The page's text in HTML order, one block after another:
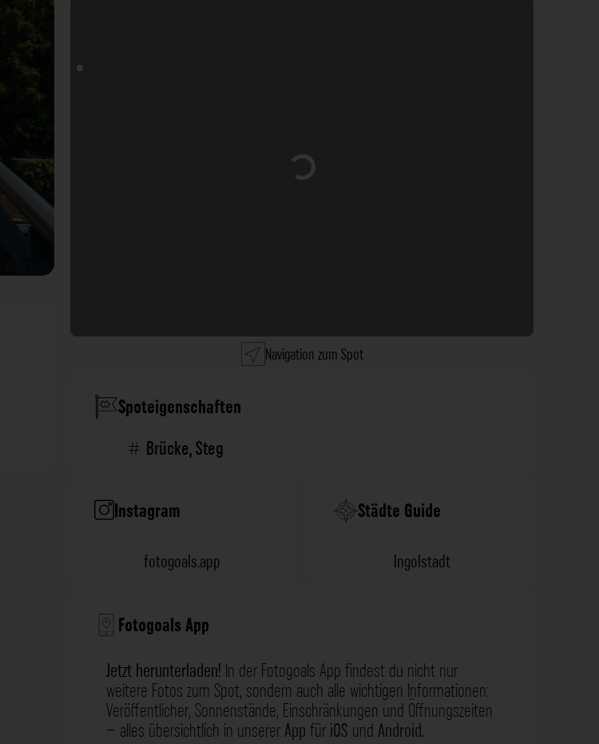
Wird geladen …
Navigation zum Spot
Spoteigenschaften
Brücke,Steg
Instagram
fotogoals.app
Städte Guide
Ingolstadt
Fotogoals App
Jetzt herunterladen! In der Fotogoals App findest du nicht nur
weitere Fotos zum Spot, sondern auch alle wichtigen Informationen:
Veröffentlicher, Sonnenstände, Einschränkungen und Öffnungszeiten
– alles übersichtlich in unsererAppfüriOS undAndroid.